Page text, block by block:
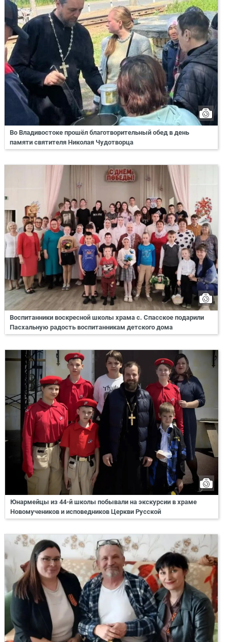
Во Владивостоке прошёл благотворительный обед в день
памяти святителя Николая Чудотворца
Воспитанники воскресной школы храма с. Спасское подарили
Пасхальную радость воспитанникам детского дома
Юнармейцы из 44-й школы побывали на экскурсии в храме
Новомучеников и исповедников Церкви Русской